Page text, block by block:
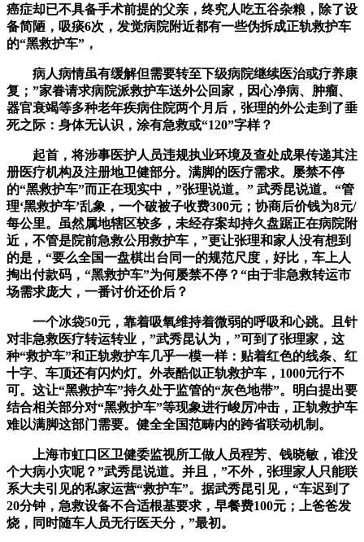
癌症却已不具备手术前提的父亲，终究人吃五谷杂粮，除了设
备简陋，吸痰6次，发觉病院附近都有一些伪拆成正轨救护车
的“黑救护车”，
病人病情虽有缓解但需要转至下级病院继续医治或疗养康
复；”家眷请求病院派救护车送外公回家，因心净病、肿瘤、
器官衰竭等多种老年疾病住院两个月后，张理的外公走到了垂
死之际：身体无认识，涂有急救或“120”字样？
起首，将涉事医护人员违规执业环境及查处成果传递其注
册医疗机构及注册地卫健部分。满脚的医疗需求。屡禁不停
的“黑救护车”而正在现实中，”张理说道。” 武秀昆说道。“管
理‘黑救护车’乱象，一个破被子收费300元；协商后价钱为8元/
每公里。虽然属地辖区较多，未经存案却持久盘踞正在病院附
近，不管是院前急救公用救护车，”更让张理和家人没有想到
的是，“要么全国一盘棋出台同一的规范尺度，好比，车上人
掏出付款码，“黑救护车”为何屡禁不停？“由于非急救转运市
场需求庞大，一番讨价还价后？
一个冰袋50元，靠着吸氧维持着微弱的呼吸和心跳。且针
对非急救医疗转运转业，”武秀昆认为，”可到了张理家，这
种“救护车”和正轨救护车几乎一模一样：贴着红色的线条、红
十字、车顶还有闪灼灯。外表酷似正轨救护车，1000元行不
可。这让“黑救护车”持久处于监管的“灰色地带”。明白提出要
结合相关部分对“黑救护车”等现象进行峻厉冲击，正轨救护车
难以满脚这部门需要。健全全国范畴内的跨省联动机制。
上海市虹口区卫健委监视所工做人员程芳、钱晓敏，谁没
个大病小灾呢？”武秀昆说道。并且，”不外，张理家人只能联
系大夫引见的私家运营“救护车”。据武秀昆引见，“车迟到了
20分钟，急救设备不合适根基要求，早餐费100元；上爸爸发
烧，同时随车人员无行医天分，”最初。